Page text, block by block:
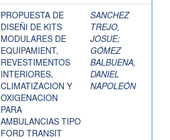
PROPUESTA DE
DISEÑI DE KITS
MODULARES DE
EQUIPAMIENT,
REVESTIMENTOS
INTERIORES,
CLIMATIZACION Y
OXIGENACION
PARA
AMBULANCIAS TIPO
FORD TRANSIT
SANCHEZ
TREJO,
JOSUE;
GÓMEZ
BALBUENA,
DANIEL
NAPOLEÓN